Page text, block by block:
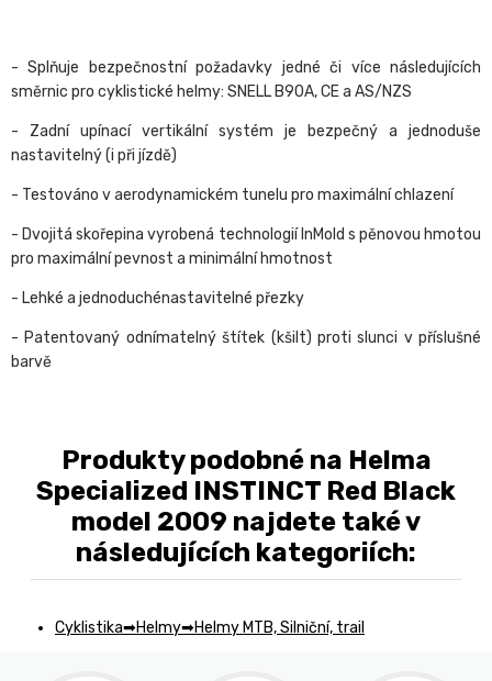
- Splňuje bezpečnostní požadavky jedné či více následujících
směrnic pro cyklistické helmy: SNELL B90A, CE a AS/NZS
- Zadní upínací vertikální systém je bezpečný a jednoduše
nastavitelný (i při jízdě)
- Testováno v aerodynamickém tunelu pro maximální chlazení
- Dvojitá skořepina vyrobená technologií InMold s pěnovou hmotou
pro maximální pevnost a minimální hmotnost
- Lehké a jednoduchénastavitelné přezky
- Patentovaný odnímatelný štítek (kšilt) proti slunci v příslušné
barvě
Produkty podobné na Helma
Specialized INSTINCT Red Black
model 2009 najdete také v
následujících kategoriích:
Cyklistika Helmy Helmy MTB, Silniční, trail